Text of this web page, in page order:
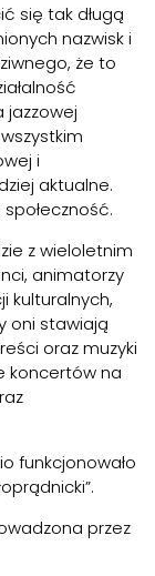
się tak długą
nazwisk i
że to
jazzowej
i
aktualne.
społeczność.
z wieloletnim
animatorzy
kulturalnych,
oni stawiają
oraz muzyki
koncertów na
funkcjonowało
przez